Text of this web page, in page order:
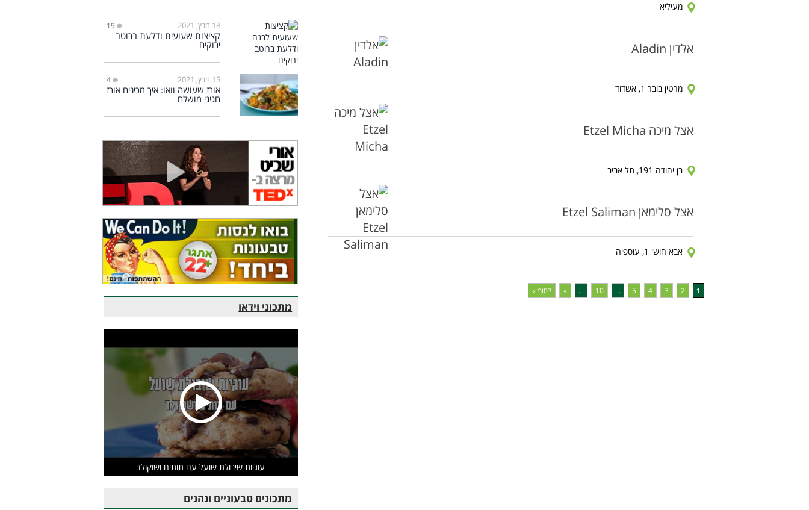
מעיליא
אלדין Aladin
מרטין בובר 1, אשדוד
אצל מיכה Etzel Micha
בן יהודה 191, תל אביב
אצל סלימאן Etzel Saliman
אבא חושי 1, עוספיה
1
2
3
4
5
...
10
...
» לסוף »
18 מרץ, 2021 19
קציצות שעועית ודלעת ברוטב
ירוקים
15 מרץ, 2021 4
אורז שעושה וואו: איך מכינים אורז
חגיגי מושלם
מתכוני וידאו
עוגיות שיבולת שועל עם תותים ושוקולד
מתכונים טבעוניים ונהנים